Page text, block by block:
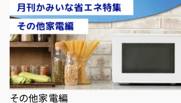
その他家電編